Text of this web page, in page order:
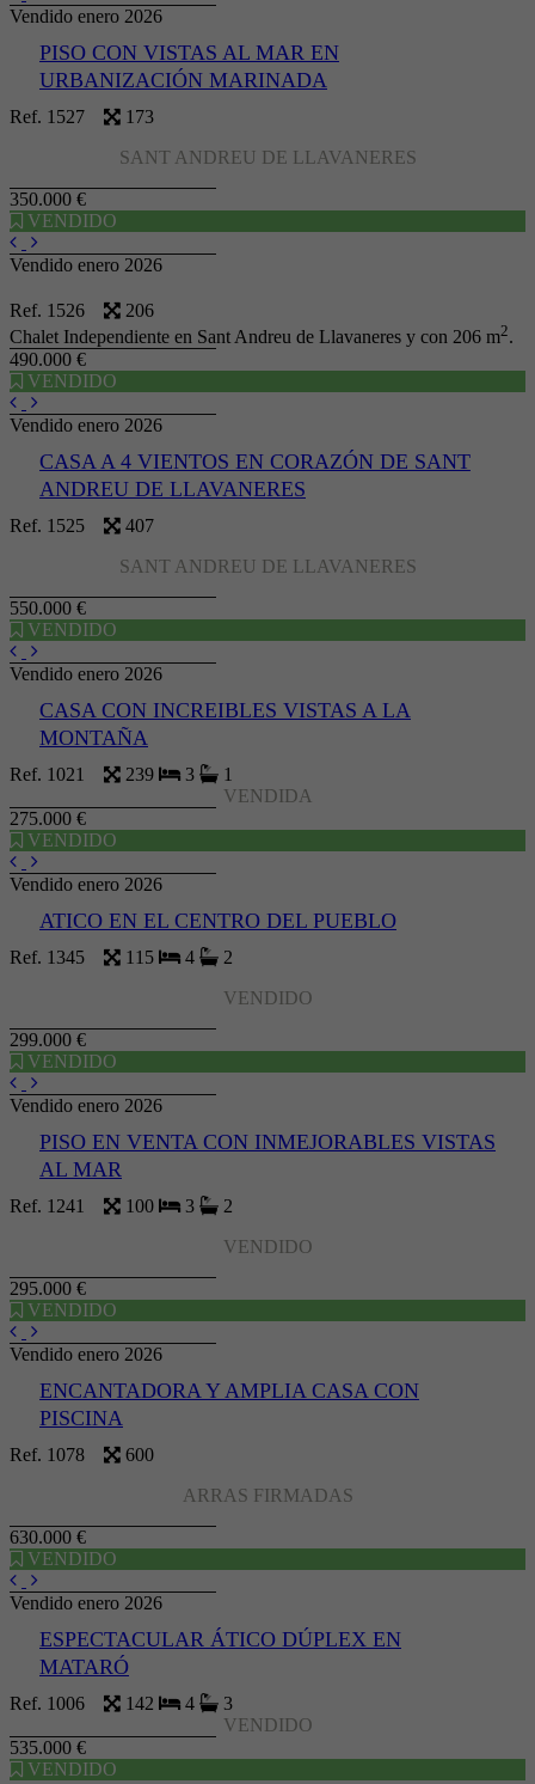
Vendido enero 2026
PISO CON VISTAS AL MAR EN
URBANIZACIÓN MARINADA
Ref. 1527 173
SANT ANDREU DE LLAVANERES
350.000 €
VENDIDO
Vendido enero 2026
Ref. 1526 206
Chalet Independiente en Sant Andreu de Llavaneres y con 206 m2.
490.000 €
VENDIDO
Vendido enero 2026
CASA A 4 VIENTOS EN CORAZÓN DE SANT
ANDREU DE LLAVANERES
Ref. 1525 407
SANT ANDREU DE LLAVANERES
550.000 €
VENDIDO
Vendido enero 2026
CASA CON INCREIBLES VISTAS A LA
MONTAÑA
Ref. 1021 239 3 1
VENDIDA
275.000 €
VENDIDO
Vendido enero 2026
ATICO EN EL CENTRO DEL PUEBLO
Ref. 1345 115 4 2
VENDIDO
299.000 €
VENDIDO
Vendido enero 2026
PISO EN VENTA CON INMEJORABLES VISTAS
AL MAR
Ref. 1241 100 3 2
VENDIDO
295.000 €
VENDIDO
Vendido enero 2026
ENCANTADORA Y AMPLIA CASA CON
PISCINA
Ref. 1078 600
ARRAS FIRMADAS
630.000 €
VENDIDO
Vendido enero 2026
ESPECTACULAR ÁTICO DÚPLEX EN
MATARÓ
Ref. 1006 142 4 3
VENDIDO
535.000 €
VENDIDO